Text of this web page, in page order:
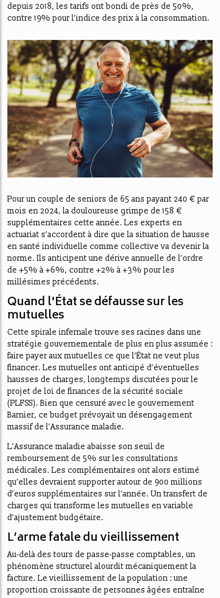
depuis 2018, les tarifs ont bondi de près de 50%,
contre 19% pour l’indice des prix à la consommation.
Pour un couple de seniors de 65 ans payant 240 € par
mois en 2024, la douloureuse grimpe de 158 €
supplémentaires cette année. Les experts en
actuariat s’accordent à dire que la situation de hausse
en santé individuelle comme collective va devenir la
norme. Ils anticipent une dérive annuelle de l’ordre
de +5% à +6%, contre +2% à +3% pour les
millésimes précédents.
Quand l'État se défausse sur les
mutuelles
Cette spirale infernale trouve ses racines dans une
stratégie gouvernementale de plus en plus assumée :
faire payer aux mutuelles ce que l’État ne veut plus
financer. Les mutuelles ont anticipé d’éventuelles
hausses de charges, longtemps discutées pour le
projet de loi de finances de la sécurité sociale
(PLFSS). Bien que censuré avec le gouvernement
Barnier, ce budget prévoyait un désengagement
massif de l’Assurance maladie.
L’Assurance maladie abaisse son seuil de
remboursement de 5% sur les consultations
médicales. Les complémentaires ont alors estimé
qu’elles devraient supporter autour de 900 millions
d’euros supplémentaires sur l’année. Un transfert de
charges qui transforme les mutuelles en variable
d’ajustement budgétaire.
L’arme fatale du vieillissement
Au-delà des tours de passe-passe comptables, un
phénomène structurel alourdit mécaniquement la
facture. Le vieillissement de la population : une
proportion croissante de personnes âgées entraîne